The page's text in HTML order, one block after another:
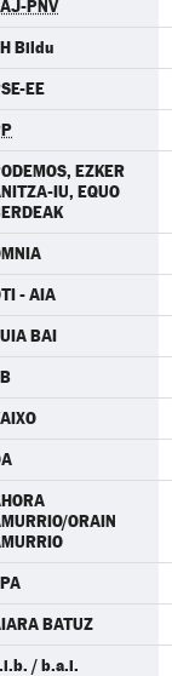
PNV
Bildu
EE
EZKER
IU, EQUO
- AIA
BAI
ORAIN
BATUZ
/ b.a.i.